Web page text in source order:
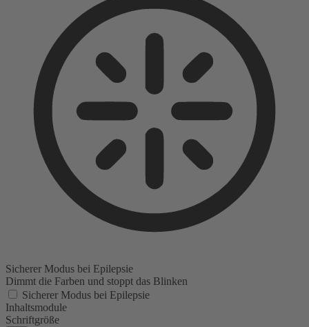
Sicherer Modus bei Epilepsie
Dimmt die Farben und stoppt das Blinken
Sicherer Modus bei Epilepsie
Inhaltsmodule
Schriftgröße